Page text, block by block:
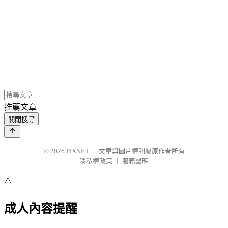
推薦文章
關閉搜尋
© 2026 PIXNET
文章與圖片權利屬原作者所有
隱私權政策
服務聲明
⚠️
成人內容提醒